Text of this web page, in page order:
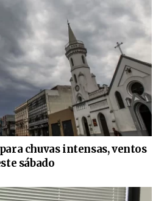
chuvas intensas, ventos
sábado